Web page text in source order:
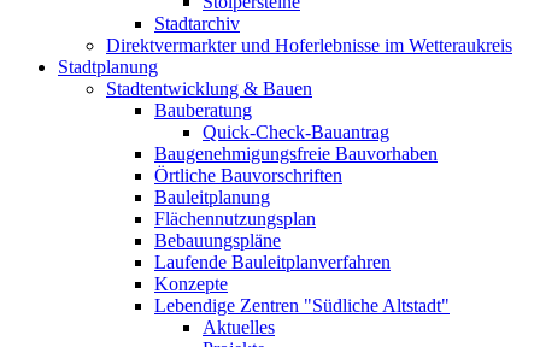
Stadtarchiv
Direktvermarkter und Hoferlebnisse im Wetteraukreis
Stadtplanung
Stadtentwicklung & Bauen
Bauberatung
Quick-Check-Bauantrag
Baugenehmigungsfreie Bauvorhaben
Örtliche Bauvorschriften
Bauleitplanung
Flächennutzungsplan
Bebauungspläne
Laufende Bauleitplanverfahren
Konzepte
Lebendige Zentren "Südliche Altstadt"
Aktuelles